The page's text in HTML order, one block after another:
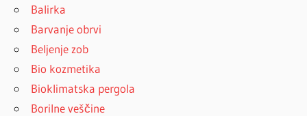
Balirka
Barvanje obrvi
Beljenje zob
Bio kozmetika
Bioklimatska pergola
Borilne veščine